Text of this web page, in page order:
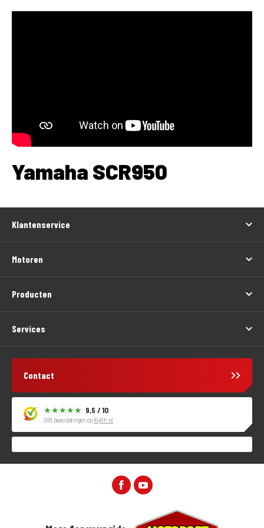
Yamaha SCR950
Klantenservice
Motoren
Producten
Services
Contact
9,5 / 10
3415 beoordelingen op KiyOh.nl